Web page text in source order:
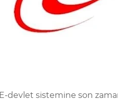
E-devlet sistemine son